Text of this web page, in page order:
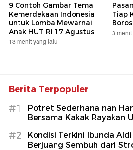
9 Contoh Gambar Tema
Kemerdekaan Indonesia
untuk Lomba Mewarnai
Anak HUT RI 17 Agustus
13 menit yang lalu
Tiap
3
Berita Terpopuler
#1
Potret Sederhana nan
Bersama Kakak Rayakan
#2
Kondisi Terkini Ibunda
Berjuang Sembuh dari